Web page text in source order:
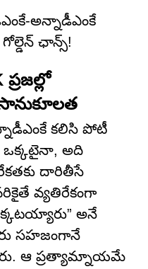
అన్నాడీఎంకే
గోల్డెన్ ఛాన్స్!
కలిసి పోటీ
అది
దారితీసే
వ్యతిరేకంగా
అనే
సహజంగానే
ఆ ప్రత్యామ్నాయమే